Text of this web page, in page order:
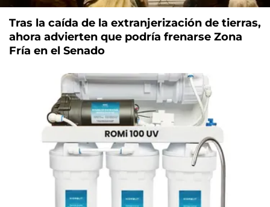
Tras la caída de la extranjerización de tierras,
ahora advierten que podría frenarse Zona
Fría en el Senado